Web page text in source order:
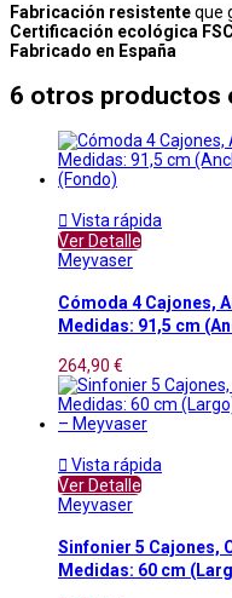
Fabricación resistenteque
Certificación ecológica FSC
Fabricado en España
6 otros productos
 Vista rápida
Ver Detalle
Meyvaser
Cómoda 4 Cajones,
Medidas: 91,5 cm
264,90 €
 Vista rápida
Ver Detalle
Meyvaser
Sinfonier 5 Cajones,
Medidas: 60 cm